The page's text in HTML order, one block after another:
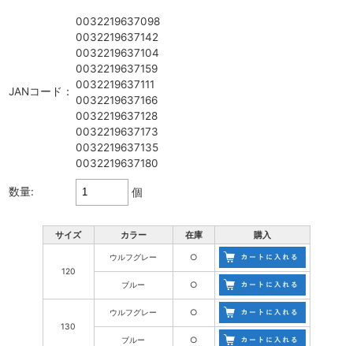
JANコード：
0032219637098
0032219637142
0032219637104
0032219637159
0032219637111
0032219637166
0032219637128
0032219637173
0032219637135
0032219637180
数量: 個
サイズ カラー 在庫 購入
120
ウルフグレー ○
ブルー ○
130
ウルフグレー ○
ブルー ○